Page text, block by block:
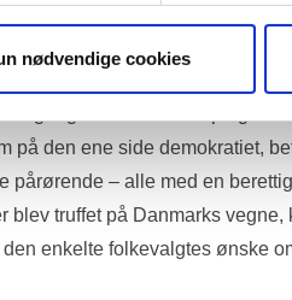
nødvendige cookies
samtykke individuelt.
sag
adgang til at citere fra
på den ene side demokratiet,
pårørende – alle med en
blev truffet på Danmarks vegne,
enkelte folkevalgtes ønske